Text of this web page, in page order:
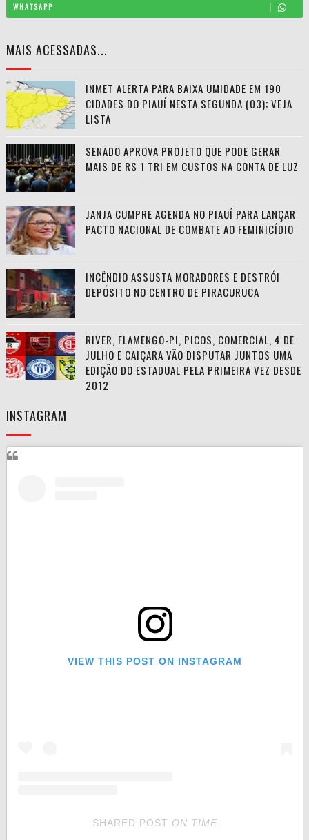
WHATSAPP
MAIS ACESSADAS...
INMET ALERTA PARA BAIXA UMIDADE EM 190
CIDADES DO PIAUÍ NESTA SEGUNDA (03); VEJA
LISTA
SENADO APROVA PROJETO QUE PODE GERAR
MAIS DE R$ 1 TRI EM CUSTOS NA CONTA DE LUZ
JANJA CUMPRE AGENDA NO PIAUÍ PARA LANÇAR
PACTO NACIONAL DE COMBATE AO FEMINICÍDIO
INCÊNDIO ASSUSTA MORADORES E DESTRÓI
DEPÓSITO NO CENTRO DE PIRACURUCA
RIVER, FLAMENGO-PI, PICOS, COMERCIAL, 4 DE
JULHO E CAIÇARA VÃO DISPUTAR JUNTOS UMA
EDIÇÃO DO ESTADUAL PELA PRIMEIRA VEZ DESDE
2012
INSTAGRAM
VIEW THIS POST ON INSTAGRAM
SHARED POST ON TIME